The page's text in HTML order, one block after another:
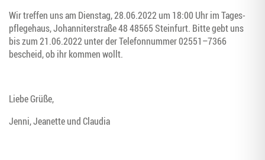
Wir tref­fen uns am Diens­tag, 28.06.2022 um 18:00 Uhr im Tages­
pfle­ge­haus, Johan­ni­ter­stra­ße 48 48565 Stein­furt. Bit­te gebt uns
bis zum 21.06.2022 unter der Tele­fon­num­mer 02551–7366
bescheid, ob ihr kom­men wollt.
Lie­be Grüße,
Jen­ni, Jea­nette und Claudia